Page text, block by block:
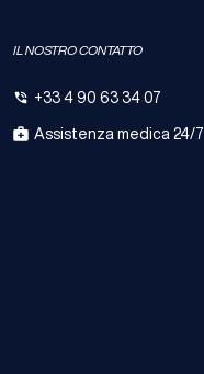
IL NOSTRO CONTATTO
+33 4 90 63 34 07
Assistenza medica 24/7